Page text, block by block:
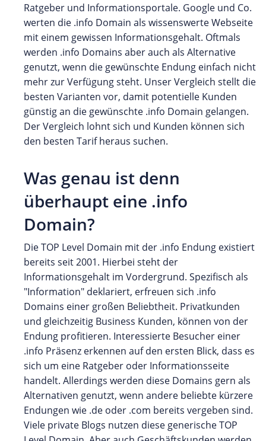
Ratgeber und Informationsportale. Google und Co.
werten die .info Domain als wissenswerte Webseite
mit einem gewissen Informationsgehalt. Oftmals
werden .info Domains aber auch als Alternative
genutzt, wenn die gewünschte Endung einfach nicht
mehr zur Verfügung steht. Unser Vergleich stellt die
besten Varianten vor, damit potentielle Kunden
günstig an die gewünschte .info Domain gelangen.
Der Vergleich lohnt sich und Kunden können sich
den besten Tarif heraus suchen.
Was genau ist denn
überhaupt eine .info
Domain?
Die TOP Level Domain mit der .info Endung existiert
bereits seit 2001. Hierbei steht der
Informationsgehalt im Vordergrund. Spezifisch als
"Information" deklariert, erfreuen sich .info
Domains einer großen Beliebtheit. Privatkunden
und gleichzeitig Business Kunden, können von der
Endung profitieren. Interessierte Besucher einer
.info Präsenz erkennen auf den ersten Blick, dass es
sich um eine Ratgeber oder Informationsseite
handelt. Allerdings werden diese Domains gern als
Alternativen genutzt, wenn andere beliebte kürzere
Endungen wie .de oder .com bereits vergeben sind.
Viele private Blogs nutzen diese generische TOP